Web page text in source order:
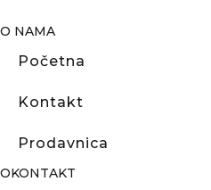
O NAMA
Početna
Kontakt
Prodavnica
OKONTAKT